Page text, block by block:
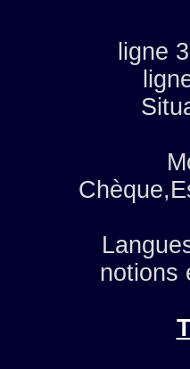
ligne
notions